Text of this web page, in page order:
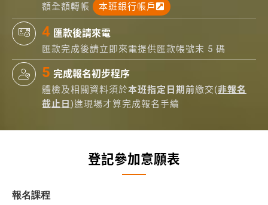
額全額轉帳
本班銀行帳戶
匯款後請來電
匯款完成後請立即來電提供匯款帳號末 5 碼
完成報名初步程序
體檢及相關資料須於本班指定日期前繳交(非報名
截止日 )進現場才算完成報名手續
登記參加意願表
報名課程